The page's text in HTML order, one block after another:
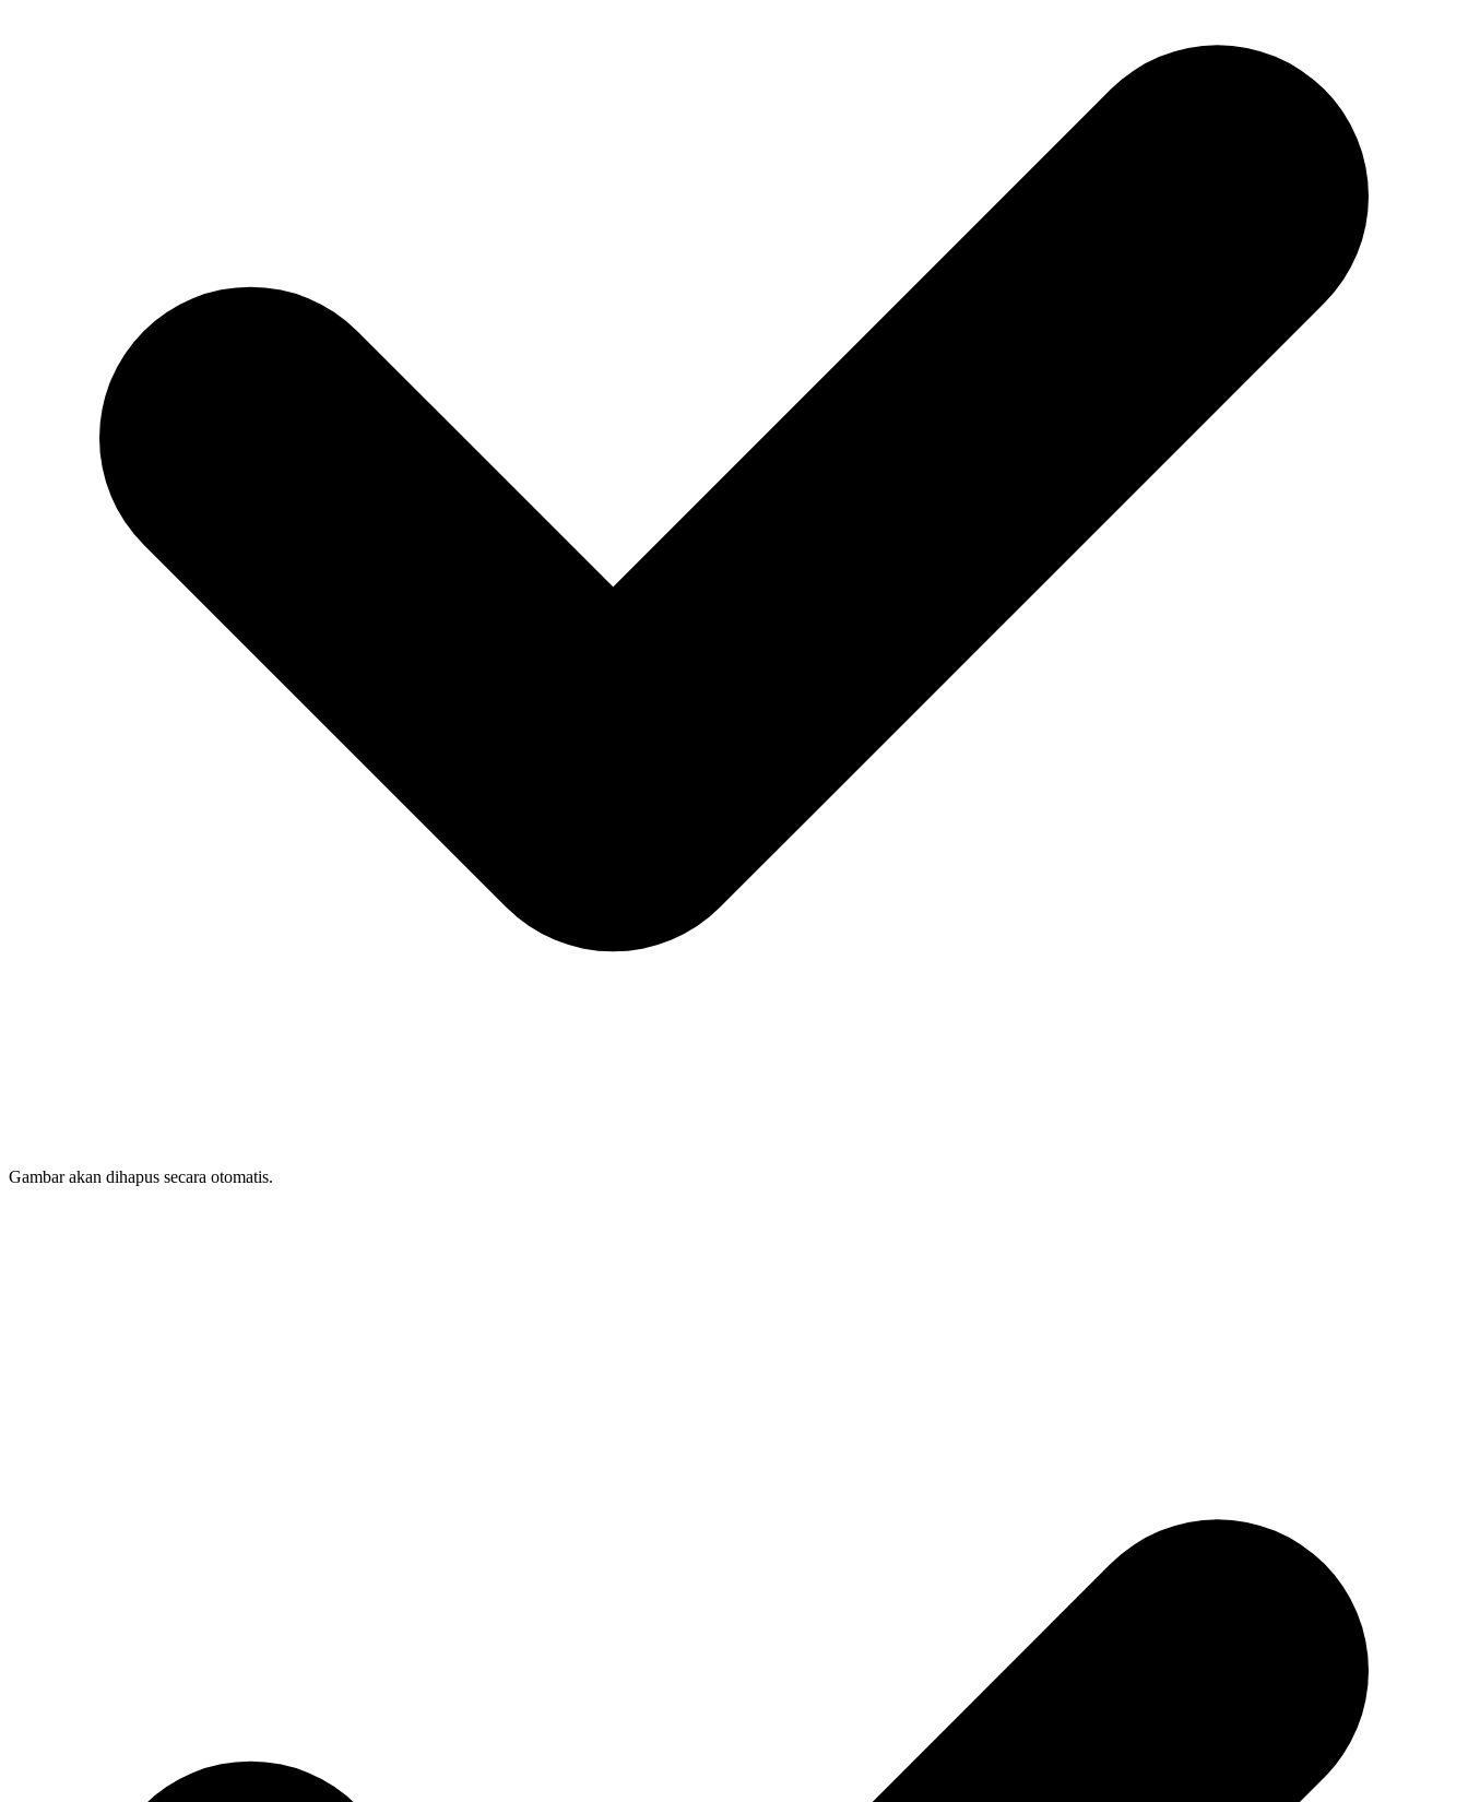
Gambar akan dihapus secara otomatis.